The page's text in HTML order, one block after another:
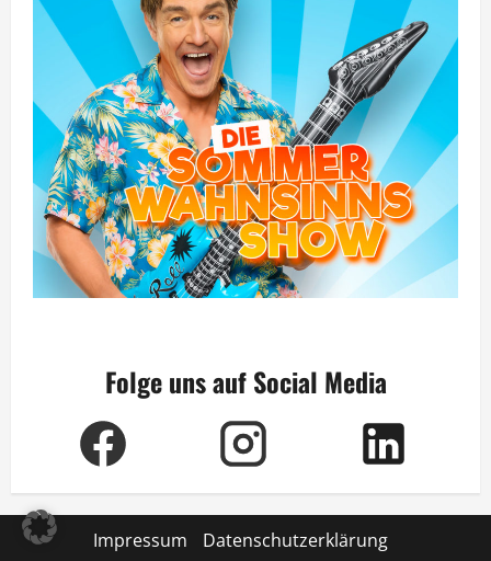
Folge uns auf Social Media
Impressum Datenschutzerklärung